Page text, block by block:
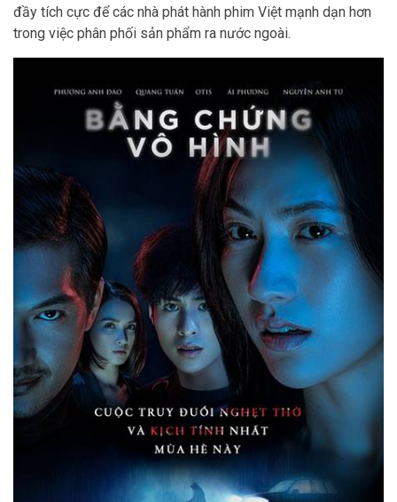
đầy tích cực để các nhà phát hành phim Việt mạnh dạn hơn
trong việc phân phối sản phẩm ra nước ngoài.